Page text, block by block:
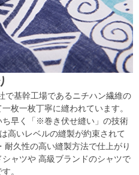
で基幹工場であるニチハン繊維の
枚一枚丁寧に縫われています。
早く「※巻き伏せ縫い」の技術
高いレベルの縫製が約束されて
久性の高い縫製方法で仕上がり
ャツや 高級ブランドのシャツで
。